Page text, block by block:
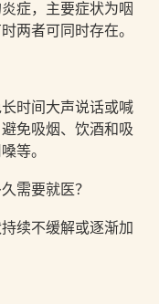
症，主要症状为咽
两者可同时存在。
时间大声说话或喊
免吸烟、饮酒和吸
等。
需要就医？
续不缓解或逐渐加